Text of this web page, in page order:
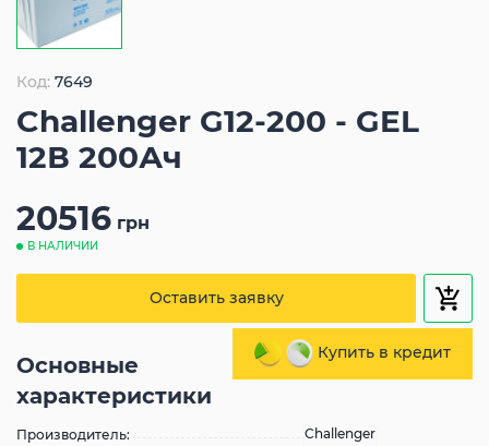
Код: 7649
Challenger G12-200 - GEL
12В 200Ач
20516 грн
В НАЛИЧИИ
Оставить заявку
Купить в кредит
Основные
характеристики
Производитель:
Challenger